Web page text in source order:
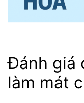
Đánh giá
làm mát